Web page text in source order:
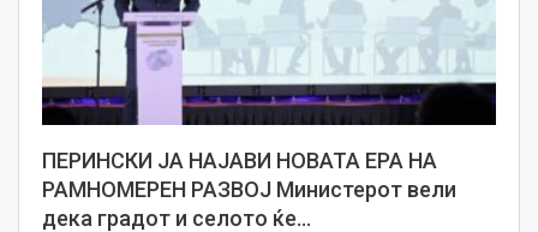
ПЕРИНСКИ ЈА НАЈАВИ НОВАТА ЕРА НА
РАМНОМЕРЕН РАЗВОЈ Министерот вели
дека градот и селото ќе…